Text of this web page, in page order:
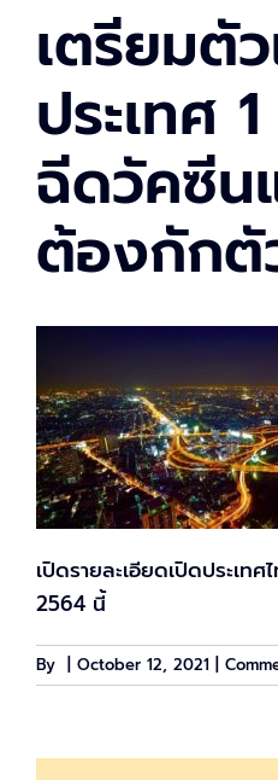
เตรียมตั
ประเทศ
ฉีดวัคซีน
ต้องกักตั
เปิดรายละเอียดเปิดประเท
2564 นี้
By October 12, 2021